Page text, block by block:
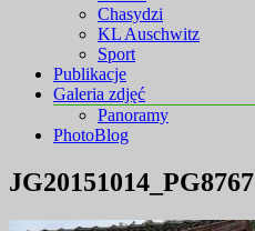
Chasydzi
KL Auschwitz
Sport
Publikacje
Galeria zdjęć
Panoramy
PhotoBlog
JG20151014_PG8767